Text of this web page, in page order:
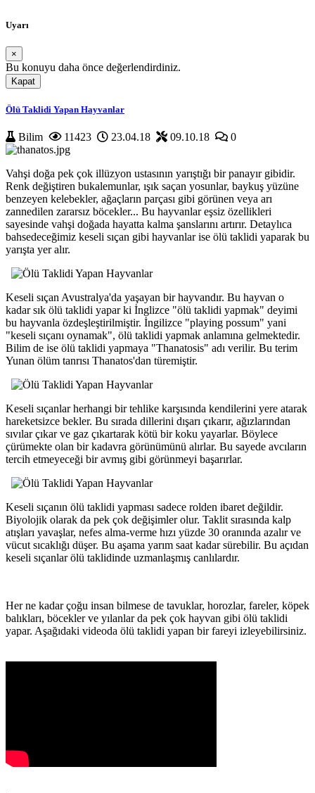
Uyarı
×
Bu konuyu daha önce değerlendirdiniz.
Kapat
Yükleniyor...
Ölü Taklidi Yapan Hayvanlar
Bilim 11423 23.04.18 09.10.18 0
Vahşi doğa pek çok illüzyon ustasının yarıştığı bir panayır gibidir.
Renk değiştiren bukalemunlar, ışık saçan yosunlar, baykuş yüzüne
benzeyen kelebekler, ağaçların parçası gibi görünen veya arı
zannedilen zararsız böcekler... Bu hayvanlar eşsiz özellikleri
sayesinde vahşi doğada hayatta kalma şanslarını artırır. Detaylıca
bahsedeceğimiz keseli sıçan gibi hayvanlar ise ölü taklidi yaparak bu
yarışta yer alır.
Keseli sıçan Avustralya'da yaşayan bir hayvandır. Bu hayvan o
kadar sık ölü taklidi yapar ki İnglizce "ölü taklidi yapmak" deyimi
bu hayvanla özdeşleştirilmiştir. İngilizce "playing possum" yani
"keseli sıçanı oynamak", ölü taklidi yapmak anlamına gelmektedir.
Bilim de ise ölü taklidi yapmaya "Thanatosis" adı verilir. Bu terim
Yunan ölüm tanrısı Thanatos'dan türemiştir.
Keseli sıçanlar herhangi bir tehlike karşısında kendilerini yere atarak
hareketsizce bekler. Bu sırada dillerini dışarı çıkarır, ağızlarından
sıvılar çıkar ve gaz çıkartarak kötü bir koku yayarlar. Böylece
çürümekte olan bir kadavra görünümünü alırlar. Bu sayede avcıların
tercih etmeyeceği bir avmış gibi görünmeyi başarırlar.
Keseli sıçanın ölü taklidi yapması sadece rolden ibaret değildir.
Biyolojik olarak da pek çok değişimler olur. Taklit sırasında kalp
atışları yavaşlar, nefes alma-verme hızı yüzde 30 oranında azalır ve
vücut sıcaklığı düşer. Bu aşama yarım saat kadar sürebilir. Bu açıdan
keseli sıçanlar ölü taklidinde uzmanlaşmış canlılardır.
Her ne kadar çoğu insan bilmese de tavuklar, horozlar, fareler, köpek
balıkları, böcekler ve yılanlar da pek çok hayvan gibi ölü taklidi
yapar. Aşağıdaki videoda ölü taklidi yapan bir fareyi izleyebilirsiniz.